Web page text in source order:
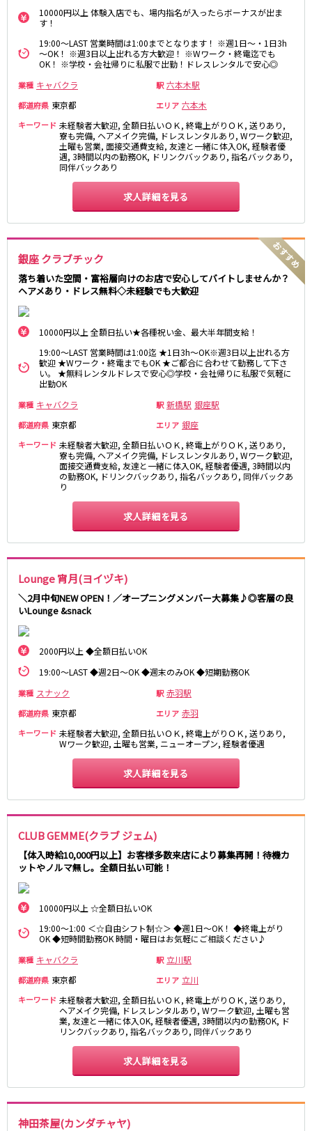
10000円以上 体験入店でも、場内指名が入ったらボーナスが出ま
す！
19:00～LAST 営業時間は1:00までとなります！ ※週1日～・1日3h
～OK！ ※週3日以上出れる方大歓迎！ ※Wワーク・終電迄でも
OK！ ※学校・会社帰りに私服で出勤！ドレスレンタルで安心◎
業種 キャバクラ 駅 六本木駅
都道府県 東京都 エリア 六本木
キーワード 未経験者大歓迎, 全額日払いＯＫ, 終電上がりＯＫ, 送りあり,
寮も完備, ヘアメイク完備, ドレスレンタルあり, Wワーク歓迎,
土曜も営業, 面接交通費支給, 友達と一緒に体入OK, 経験者優
遇, 3時間以内の勤務OK, ドリンクバックあり, 指名バックあり,
同伴バックあり
求人詳細を見る
銀座 クラブチック
落ち着いた空間・富裕層向けのお店で安心してバイトしませんか？
ヘアメあり・ドレス無料◇未経験でも大歓迎
10000円以上 全額日払い★各種祝い金、最大半年間支給！
19:00～LAST 営業時間は1:00迄 ★1日3h～OK※週3日以上出れる方
歓迎 ★Wワーク・終電までもOK ★ご都合に合わせて勤務して下さ
い。 ★無料レンタルドレスで安心◎学校・会社帰りに私服で気軽に
出勤OK
業種 キャバクラ 駅 新橋駅 銀座駅
都道府県 東京都 エリア 銀座
キーワード 未経験者大歓迎, 全額日払いＯＫ, 終電上がりＯＫ, 送りあり,
寮も完備, ヘアメイク完備, ドレスレンタルあり, Wワーク歓迎,
面接交通費支給, 友達と一緒に体入OK, 経験者優遇, 3時間以内
の勤務OK, ドリンクバックあり, 指名バックあり, 同伴バックあ
り
求人詳細を見る
Lounge 宵月(ヨイヅキ)
＼2月中旬NEW OPEN！／オープニングメンバー大募集♪◎客層の良
いLounge &snack
2000円以上 ◆全額日払いOK
19:00～LAST ◆週2日～OK ◆週末のみOK ◆短期勤務OK
業種 スナック 駅 赤羽駅
都道府県 東京都 エリア 赤羽
キーワード 未経験者大歓迎, 全額日払いＯＫ, 終電上がりＯＫ, 送りあり,
Wワーク歓迎, 土曜も営業, ニューオープン, 経験者優遇
求人詳細を見る
CLUB GEMME(クラブ ジェム)
【体入時給10,000円以上】お客様多数来店により募集再開！待機カ
ットやノルマ無し。全額日払い可能！
10000円以上 ☆全額日払いOK
19:00～1:00 ＜☆自由シフト制☆＞ ◆週1日～OK！ ◆終電上がり
OK ◆短時間勤務OK 時間・曜日はお気軽にご相談ください♪
業種 キャバクラ 駅 立川駅
都道府県 東京都 エリア 立川
キーワード 未経験者大歓迎, 全額日払いＯＫ, 終電上がりＯＫ, 送りあり,
ヘアメイク完備, ドレスレンタルあり, Wワーク歓迎, 土曜も営
業, 友達と一緒に体入OK, 経験者優遇, 3時間以内の勤務OK, ド
リンクバックあり, 指名バックあり, 同伴バックあり
求人詳細を見る
神田茶屋(カンダチャヤ)
川崎中部
横浜東部
川崎北部
桜木町
横浜西部
小田原・湯河原
綾瀬・海老名・座間
埼玉県
大宮
志木
南越谷
草加
所沢
久喜
南浦和
蕨
上尾
坂戸・東松山
千葉県
柏
市川・浦安
市原・木更津・君津
松戸
成田・四街道・香取
津田沼
八千代台・勝田台
栃木県
宇都宮 小山
茨城県
取手
茨城県南
日立
神栖・鹿嶋
勝田
北茨城
群馬県
館林
太田
桐生
渋川
0 選択した内容で設定
高円寺駅
荻窪駅
阿佐ヶ谷駅
国分寺駅
西荻窪駅
武蔵境駅
水道橋駅
国立駅
豊田駅
西国分寺駅
高尾駅
四ツ谷駅
JR山手線
池袋駅
上野駅
新宿駅
秋葉原駅
神田駅
五反田駅
渋谷駅
御徒町駅
品川駅
日暮里駅
高田馬場駅
巣鴨駅
目黒駅
有楽町駅
目白駅
原宿駅
東京メトロ丸ノ内線
銀座駅
新宿駅
赤坂見附駅
荻窪駅
新宿三丁目駅
新高円寺駅
淡路町駅
四谷三丁目駅
JR京浜東北線
新橋駅
上野駅
大宮駅
川崎駅
秋葉原駅
神田駅
桜木町駅
御徒町駅
蕨駅
南浦和駅
品川駅
北浦和駅
西川口駅
大井町駅
東十条駅
王子駅
都営浅草線
新橋駅
五反田駅
新橋駅
銀座駅
上野駅
上野広小路駅
神田駅
渋谷駅
赤坂見附駅
浅草駅
田原町駅
末広町駅
表参道駅
外苑前駅
西武新宿駅
本川越駅
所沢駅
東村山駅
久米川駅